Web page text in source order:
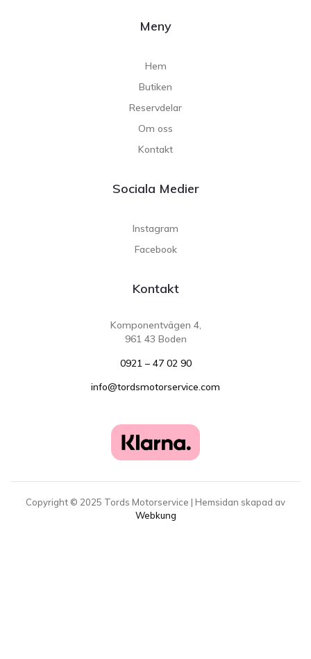
Meny
Hem
Butiken
Reservdelar
Om oss
Kontakt
Sociala Medier
Instagram
Facebook
Kontakt
Komponentvägen 4,
961 43 Boden
0921 – 47 02 90
info@tordsmotorservice.com
Copyright © 2025 Tords Motorservice | Hemsidan skapad av
Webkung